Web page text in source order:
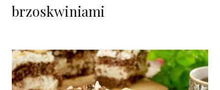
brzoskwiniami